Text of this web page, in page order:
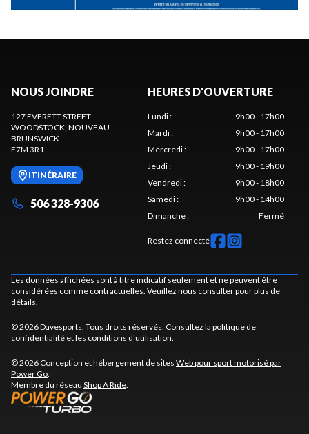
NOUS JOINDRE
127 EVERETT STREET
WOODSTOCK, NOUVEAU-
BRUNSWICK
E7M 3R1
ITINÉRAIRE
506 328-9306
HEURES D'OUVERTURE
Lundi:
9h00 - 17h00
Mardi:
9h00 - 17h00
Mercredi:
9h00 - 17h00
Jeudi:
9h00 - 19h00
Vendredi:
9h00 - 18h00
Samedi:
9h00 - 14h00
Dimanche: Fermé
Restez connecté
Les données affichées sont à titre indicatif seulement et ne peuvent être
considérées comme contractuelles. Veuillez nous consulter pour plus de
détails.
© 2026 Davesports. Tous droits réservés. Consultez la politique de
confidentialité et les conditions d'utilisation.
© 2026 Conception et hébergement de sites Web pour sport motorisé par
Power Go.
Membre du réseau Shop A Ride.